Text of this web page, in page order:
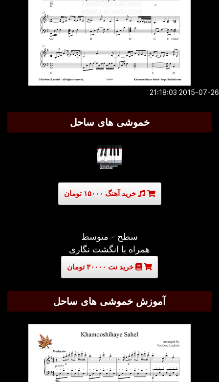
2015-07-26
خموشی های ساحل
خرید آهنگ ۱۵۰۰۰ تومان
سطح - متوسط
همراه با انگشت نگاری
خرید نت ۳۰۰۰۰ تومان
آموزش خموشی های ساحل